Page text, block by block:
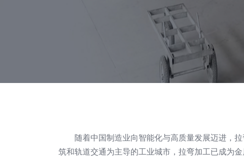
随着中国制造业向智能化与高质量发展迈进，
筑和轨道交通为主导的工业城市，拉弯加工已成为